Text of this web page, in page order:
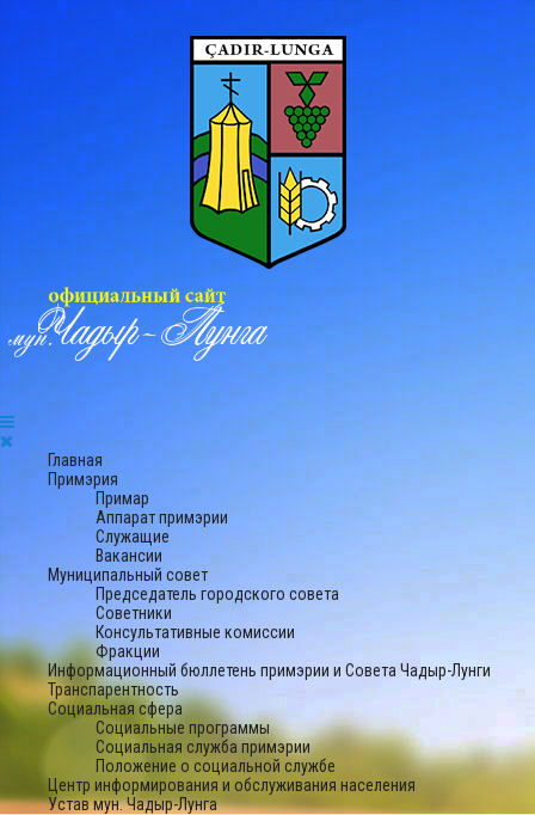
Главная
Примэрия
Примар
Аппарат примэрии
Служащие
Вакансии
Муниципальный совет
Председатель городского совета
Советники
Консультативные комиссии
Фракции
Информационный бюллетень примэрии и Совета Чадыр-Лунги
Транспарентность
Социальная сфера
Социальные программы
Социальная служба примэрии
Положение о социальной службе
Центр информирования и обслуживания населения
Устав мун. Чадыр-Лунга